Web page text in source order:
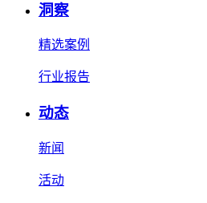
洞察
精选案例
行业报告
动态
新闻
活动